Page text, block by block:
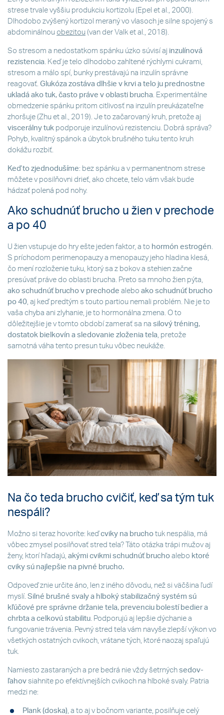
strese trvale vyššiu produkciu kortizolu (Epel et al., 2000).
Dlhodobo zvýšený kortizol meraný vo vlasoch je silne spojený s
abdominálnou obezitou (van der Valk et al., 2018).
So stresom a nedostatkom spánku úzko súvisí aj inzulínová
rezistencia . Keď je telo dlhodobo zahltené rýchlymi cukrami,
stresom a málo spí, bunky prestávajú na inzulín správne
reagovať. Glukóza zostáva dlhšie v krvi a telo ju prednostne
ukladá ako tuk, často práve v oblasti brucha . Experimentálne
obmedzenie spánku pritom citlivosť na inzulín preukázateľne
zhoršuje (Zhu et al., 2019). Je to začarovaný kruh, pretože aj
viscerálny tuk podporuje inzulínovú rezistenciu. Dobrá správa?
Pohyb, kvalitný spánok a úbytok brušného tuku tento kruh
dokážu rozbiť.
Keď to zjednodušíme: bez spánku a v permanentnom strese
môžete v posilňovni drieť, ako chcete, telo vám však bude
hádzať polená pod nohy.
Ako schudnúť brucho u žien v prechode
a po 40
U žien vstupuje do hry ešte jeden faktor, a to hormón estrogén
S príchodom perimenopauzy a menopauzy jeho hladina klesá,
čo mení rozloženie tuku, ktorý sa z bokov a stehien začne
presúvať práve do oblasti brucha. Preto sa mnoho žien pýta,
ako schudnúť brucho v prechode alebo ako schudnúť brucho
po 40 , aj keď predtým s touto partiou nemali problém. Nie je to
vaša chyba ani zlyhanie, je to hormonálna zmena. O to
dôležitejšie je v tomto období zamerať sa na silový tréning,
dostatok bielkovín a sledovanie zloženia tela , pretože
samotná váha tento presun tuku vôbec neukáže.
Na čo teda brucho cvičiť, keď sa tým tuk
nespáli?
Možno si teraz hovoríte: keďcviky na brucho tuk nespália, má
vôbec zmysel posilňovať stred tela? Táto otázka trápi mužov aj
ženy, ktorí hľadajú, akými cvikmi schudnúť brucho alebo ktoré
cviky sú najlepšie na pivné brucho.
Odpoveď znie určite áno, len z iného dôvodu, než si väčšina ľudí
myslí. Silné brušné svaly a hlboký stabilizačný systém sú
kľúčové pre správne držanie tela, prevenciu bolestí bedier a
chrbta a celkovú stabilitu . Podporujú aj lepšie dýchanie a
fungovanie trávenia. Pevný stred tela vám navyše zlepší výkon vo
všetkých ostatných cvikoch, vrátane tých, ktoré naozaj spaľujú
tuk.
Namiesto zastaraných a pre bedrá nie vždy šetrných sedov-
ľahov siahnite po efektívnejších cvikoch na hlboké svaly. Patria
medzi ne:
Plank (doska) , a to aj v bočnom variante, posilňuje celý